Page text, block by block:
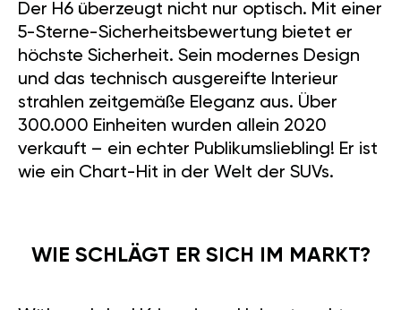
Der H6 überzeugt nicht nur optisch. Mit einer
5-Sterne-Sicherheitsbewertung bietet er
höchste Sicherheit. Sein modernes Design
und das technisch ausgereifte Interieur
strahlen zeitgemäße Eleganz aus. Über
300.000 Einheiten wurden allein 2020
verkauft – ein echter Publikumsliebling! Er ist
wie ein Chart-Hit in der Welt der SUVs.
WIE SCHLÄGT ER SICH IM MARKT?